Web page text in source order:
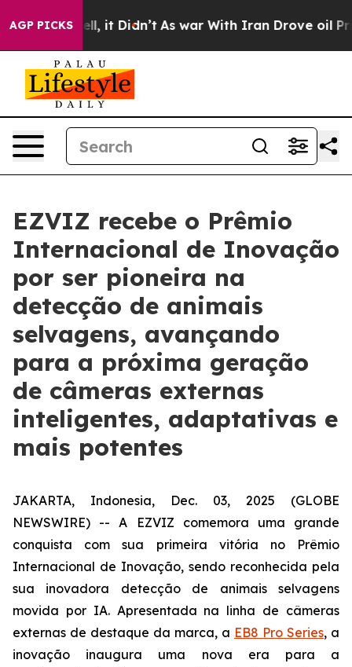
AGP PICKS
Well, it Didn’t As war With Iran Drove oil Prices
EZVIZ recebe o Prêmio
Internacional de Inovação
por ser pioneira na
detecção de animais
selvagens, avançando
para a próxima geração
de câmeras externas
inteligentes, adaptativas e
mais potentes
JAKARTA, Indonesia, Dec. 03, 2025 (GLOBE
NEWSWIRE) -- A EZVIZ comemora uma grande
conquista com sua primeira vitória no Prêmio
Internacional de Inovação, sendo reconhecida pela
sua inovadora detecção de animais selvagens
movida por IA. Apresentada na linha de câmeras
externas de destaque da marca, a EB8 Pro Series, a
inovação inaugura uma nova era para a